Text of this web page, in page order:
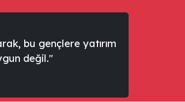
bu gençlere yatırım
değil."